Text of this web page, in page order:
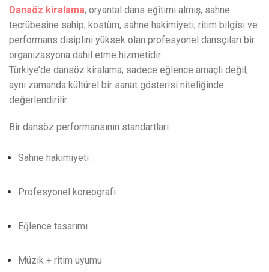
Dansöz kiralama; oryantal dans eğitimi almış, sahne
tecrübesine sahip, kostüm, sahne hakimiyeti, ritim bilgisi ve
performans disiplini yüksek olan profesyonel dansçıları bir
organizasyona dahil etme hizmetidir.
Türkiye’de dansöz kiralama; sadece eğlence amaçlı değil,
aynı zamanda kültürel bir sanat gösterisi niteliğinde
değerlendirilir.
Bir dansöz performansının standartları:
Sahne hakimiyeti
Profesyonel koreografi
Eğlence tasarımı
Müzik + ritim uyumu